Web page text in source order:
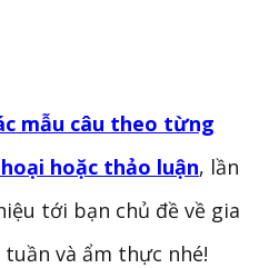
mẫu câu theo từng
hoặc thảo luận, lần
tới bạn chủ đề về gia
và ẩm thực nhé!